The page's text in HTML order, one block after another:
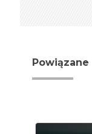
Powiązane